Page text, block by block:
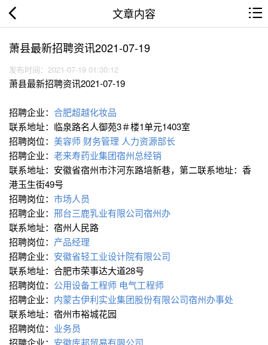
文章内容
萧县最新招聘资讯2021-07-19
发布时间：2021-07-19 01:30:12
萧县最新招聘资讯2021-07-19
招聘企业： 合肥超越化妆品
联系地址：临泉路名人御苑3＃楼1单元1403室
招聘岗位： 美容师 财务管理 人力资源部长
招聘企业： 老来寿药业集团宿州总经销
联系地址：安徽省宿州市汴河东路培新巷，第二联系地址：香
港玉生街49号
招聘岗位： 市场人员
招聘企业： 邢台三鹿乳业有限公司宿州办
联系地址：宿州人民路
招聘岗位： 产品经理
招聘企业： 安徽省轻工业设计院有限公司
联系地址：合肥市荣事达大道28号
招聘岗位： 公用设备工程师 电气工程师
招聘企业： 内蒙古伊利实业集团股份有限公司宿州办事处
联系地址：宿州市裕城花园
招聘岗位： 业务员
招聘企业： 安徽库邦贸易有限公司